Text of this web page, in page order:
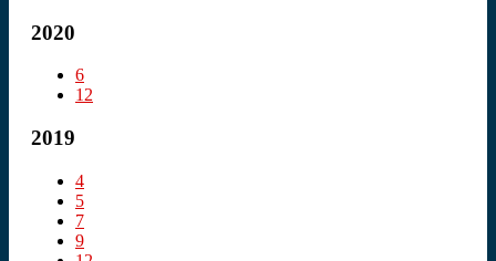
2020
6
12
2019
4
5
7
9